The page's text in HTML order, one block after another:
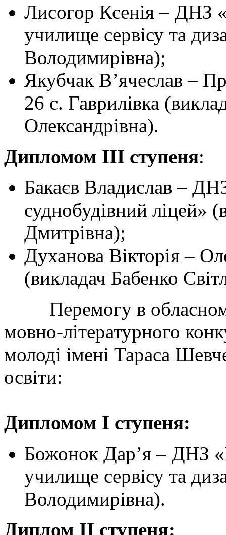
Лисогор Ксенія – ДНЗ
училище сервісу та
Володимирівна);
Якубчак В’ячеслав –
26 с. Гаврилівка
Олександрівна).
Дипломом III ступеня:
Бакаєв Владислав –
суднобудівний ліцей»
Дмитрівна);
Духанова Вікторія –
(викладач Бабенко
Перемогу в
мовно-літературного
молоді імені Тараса
освіти:
Дипломом І ступеня:
Божонок Дар’я – ДНЗ
училище сервісу та
Володимирівна).
Диплом ІІ ступеня: